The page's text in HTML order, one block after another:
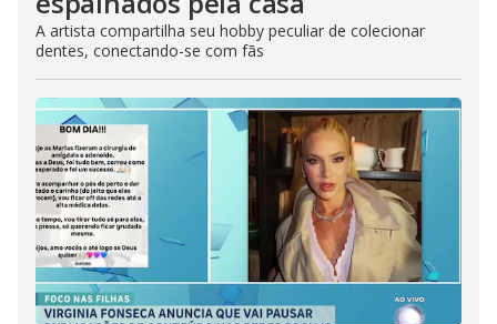
A artista compartilha seu hobby peculiar de colecionar
dentes, conectando-se com fãs